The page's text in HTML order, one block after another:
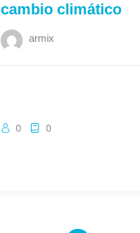
cambio climático
armix
0 0